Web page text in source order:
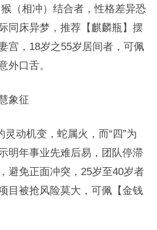
（相冲）结合者，性格差异恐
同床异梦，推荐【麒麟瓶】摆
宫，18岁之55岁居间者，可佩
外口舌。
象征
灵动机变，蛇属火，而“四”为
明年事业先难后易，团队停滞
避免正面冲突，25岁至40岁者
目被抢风险莫大，可佩【金钱